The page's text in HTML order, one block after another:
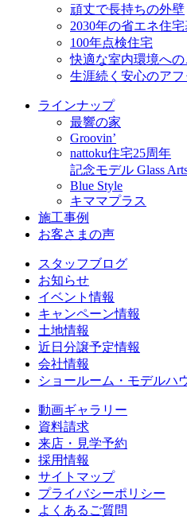
頑丈で長持ちの外壁
2030年の省エネ住
100年点検住宅
快適な室内環境への
生涯続く安心のア
ラインナップ
最響の家
Groovin’
nattoku住宅25周年
記念モデル Glass
Blue Style
キママプラス
施工事例
お客さまの声
スタッフブログ
お知らせ
イベント情報
キャンペーン情報
土地情報
近日分譲予定情報
会社情報
ショールーム・モデルハ
動画ギャラリー
資料請求
来店・見学予約
採用情報
サイトマップ
プライバシーポリシー
よくあるご質問